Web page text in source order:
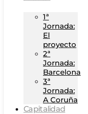
1ª
Jornada:
El
proyecto
2ª
Jornada:
Barcelona
3ª
Jornada:
A Coruña
Capitalidad